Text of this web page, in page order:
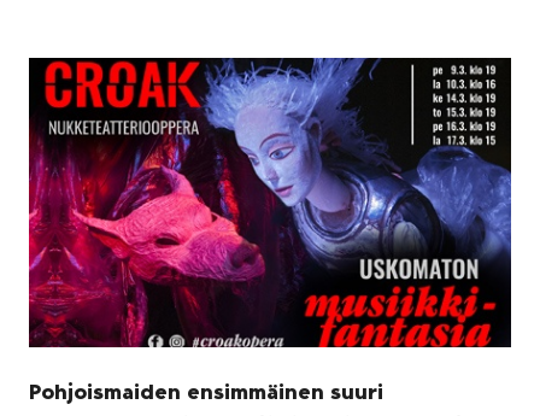
Pohjoismaiden ensimmäinen suuri